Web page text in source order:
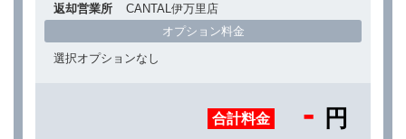
返却営業所
CANTAL伊万里店
オプション料金
選択オプションなし
合計料金 - 円